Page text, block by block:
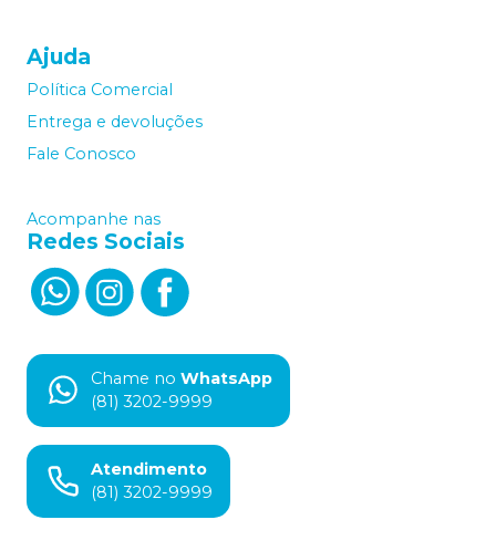
Ajuda
Política Comercial
Entrega e devoluções
Fale Conosco
Acompanhe nas
Redes Sociais
Chame no WhatsApp
(81) 3202-9999
Atendimento
(81) 3202-9999